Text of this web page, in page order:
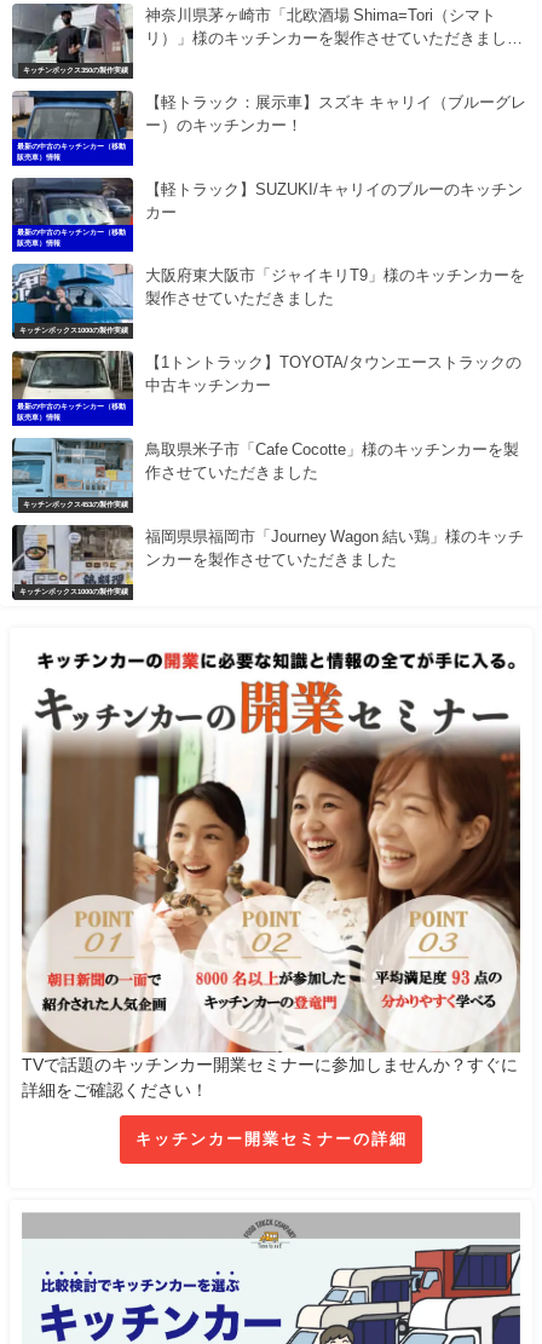
キッチンボックス350の製作実績
神奈川県茅ヶ崎市「北欧酒場 Shima=Tori（シマト
リ）」様のキッチンカーを製作させていただきまし
最新の中古のキッチンカー（移動
販売車）情報
【軽トラック：展示車】スズキ キャリイ（ブルーグレ
ー）のキッチンカー！
最新の中古のキッチンカー（移動
販売車）情報
【軽トラック】SUZUKI/キャリイのブルーのキッチン
カー
キッチンボックス1000の製作実績
大阪府東大阪市「ジャイキリT9」様のキッチンカーを
製作させていただきました
最新の中古のキッチンカー（移動
販売車）情報
【1トントラック】TOYOTA/タウンエーストラックの
中古キッチンカー
キッチンボックス453の製作実績
鳥取県米子市「Cafe Cocotte」様のキッチンカーを製
作させていただきました
キッチンボックス1000の製作実績
福岡県県福岡市「Journey Wagon 結い鶏」様のキッチ
ンカーを製作させていただきました
TVで話題のキッチンカー開業セミナーに参加しませんか？すぐに
詳細をご確認ください！
キッチンカー開業セミナーの詳細